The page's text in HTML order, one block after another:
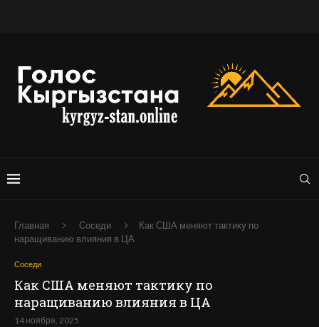
Главная Соседи
Как США меняют тактику по
наращиванию влияния в ЦА
Соседи
Как США меняют тактику по
наращиванию влияния в ЦА
14 ноября, 2025